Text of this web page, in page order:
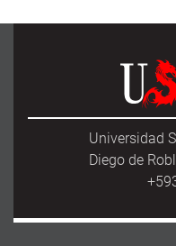
Universidad
Diego de